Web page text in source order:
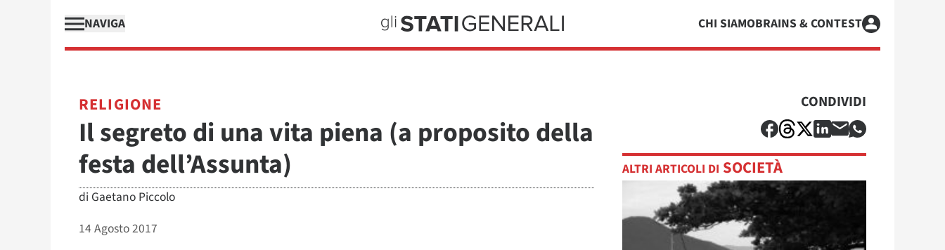
NAVIGA CHI SIAMOBRAINS & CONTEST
RELIGIONE
Il segreto di una vita piena (a proposito della
festa dell’Assunta)
di Gaetano Piccolo
14 Agosto 2017
CONDIVIDI
ALTRI ARTICOLI DI SOCIETÀ